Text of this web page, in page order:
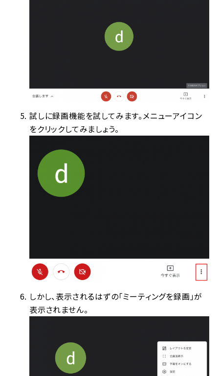
試しに録画機能を試してみます。メニューアイコン
をクリックしてみましょう。
しかし、表示されるはずの「ミーティングを録画」が
表示されません。